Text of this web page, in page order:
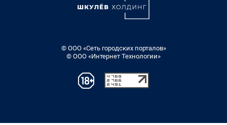
© ООО «Сеть городских порталов»
© ООО «Интернет Технологии»